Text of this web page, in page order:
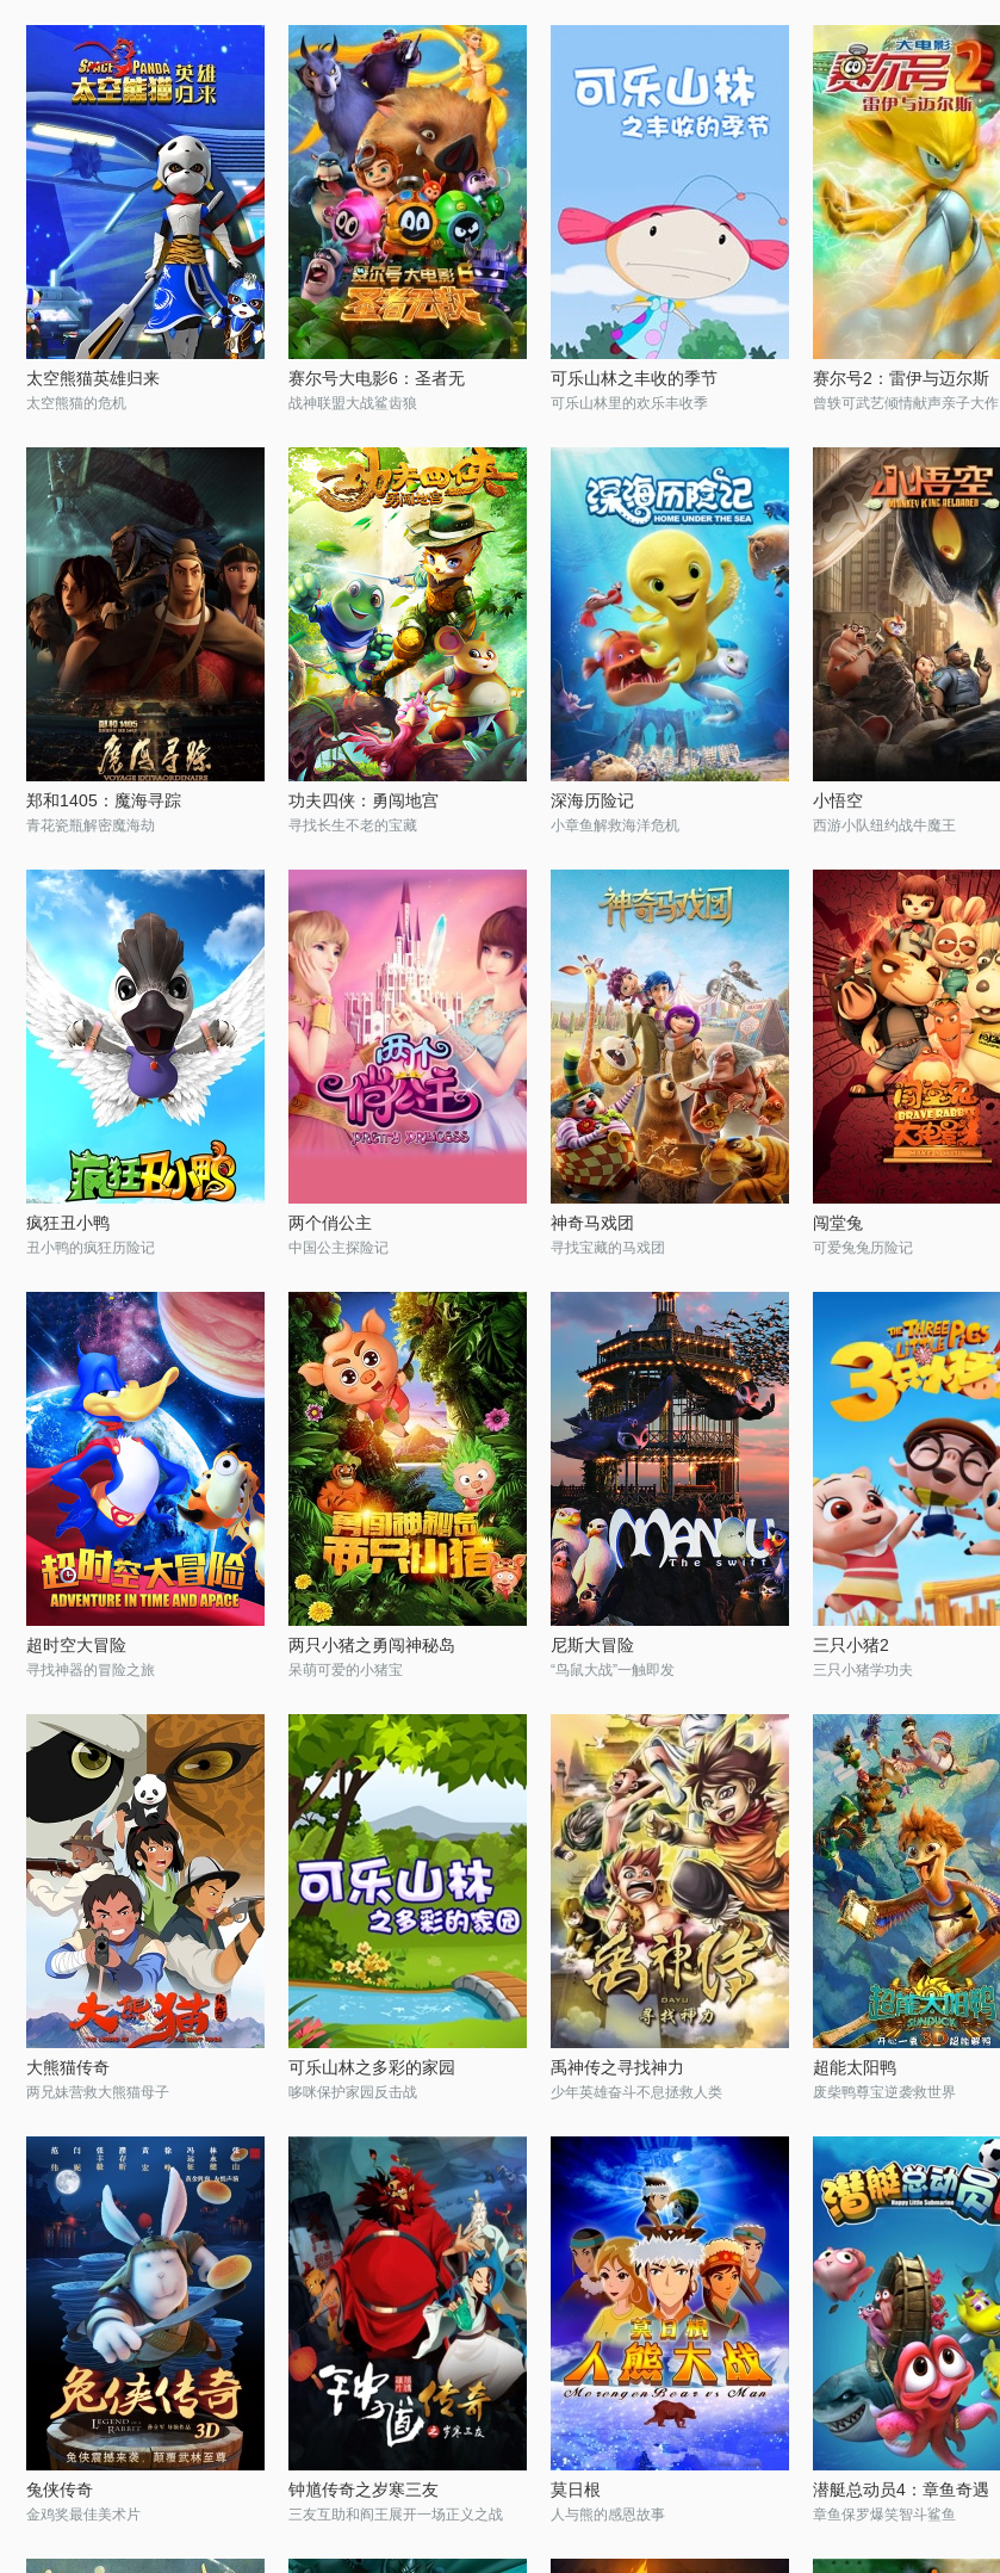
太空熊猫英雄归来
太空熊猫的危机
赛尔号大电影6：圣者无
战神联盟大战鲨齿狼
可乐山林之丰收的季节
可乐山林里的欢乐丰收季
赛尔号2：雷伊与迈尔斯
曾轶可武艺倾情献声亲子大作
郑和1405：魔海寻踪
青花瓷瓶解密魔海劫
功夫四侠：勇闯地宫
寻找长生不老的宝藏
深海历险记
小章鱼解救海洋危机
小悟空
西游小队纽约战牛魔王
疯狂丑小鸭
丑小鸭的疯狂历险记
两个俏公主
中国公主探险记
神奇马戏团
寻找宝藏的马戏团
闯堂兔
可爱兔兔历险记
超时空大冒险
寻找神器的冒险之旅
两只小猪之勇闯神秘岛
呆萌可爱的小猪宝
尼斯大冒险
“鸟鼠大战”一触即发
三只小猪2
三只小猪学功夫
大熊猫传奇
两兄妹营救大熊猫母子
可乐山林之多彩的家园
哆咪保护家园反击战
禹神传之寻找神力
少年英雄奋斗不息拯救人类
超能太阳鸭
废柴鸭尊宝逆袭救世界
兔侠传奇
金鸡奖最佳美术片
钟馗传奇之岁寒三友
三友互助和阎王展开一场正义之战
莫日根
人与熊的感恩故事
潜艇总动员4：章鱼奇遇
章鱼保罗爆笑智斗鲨鱼